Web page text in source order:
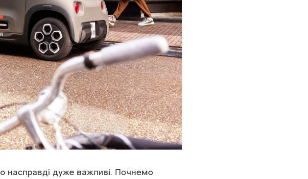
насправді дуже важливі. Почнемо